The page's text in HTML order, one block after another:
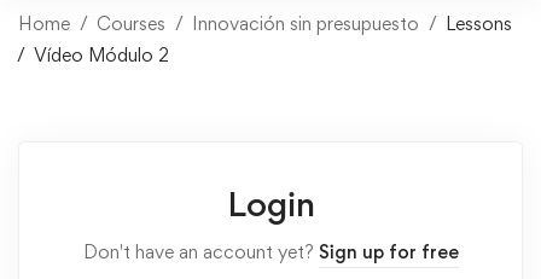
Home Courses Innovación sin presupuesto
Lessons
Vídeo Módulo 2
Login
Don't have an account yet? Sign up for free